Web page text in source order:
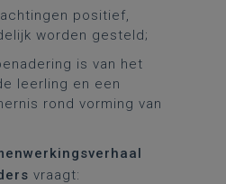
positief,
worden gesteld;
is van het
leerling en een
rond vorming van
vraagt: